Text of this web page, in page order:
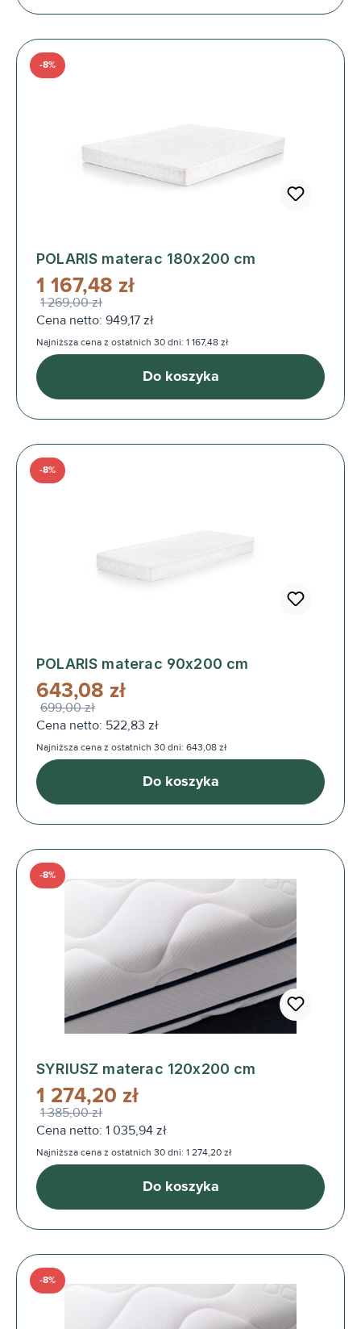
POLARIS materac 180x200 cm
-8%
1 167,48 zł
1 269,00 zł
Cena netto: 949,17 zł
Najniższa cena z ostatnich 30 dni: 1 167,48 zł
Do koszyka
POLARIS materac 90x200 cm
-8%
643,08 zł
699,00 zł
Cena netto: 522,83 zł
Najniższa cena z ostatnich 30 dni: 643,08 zł
Do koszyka
SYRIUSZ materac 120x200 cm
-8%
1 274,20 zł
1 385,00 zł
Cena netto: 1 035,94 zł
Najniższa cena z ostatnich 30 dni: 1 274,20 zł
Do koszyka
-8%